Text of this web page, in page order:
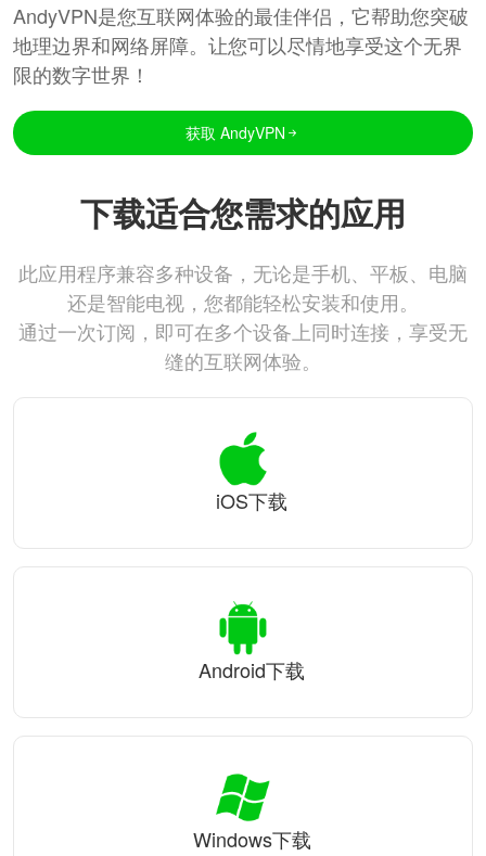
AndyVPN是您互联网体验的最佳伴侣，它帮助您突破
地理边界和网络屏障。让您可以尽情地享受这个无界
限的数字世界！
获取 AndyVPN
下载适合您需求的应用
此应用程序兼容多种设备，无论是手机、平板、电脑
还是智能电视，您都能轻松安装和使用。
通过一次订阅，即可在多个设备上同时连接，享受无
缝的互联网体验。
iOS下载
Android下载
Windows下载